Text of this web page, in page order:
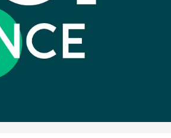
partenariats avec New Del...